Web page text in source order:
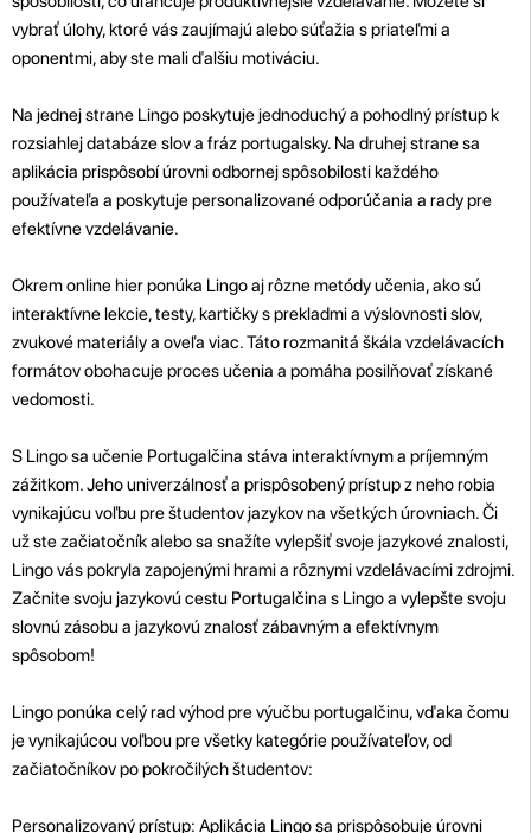
vybrať úlohy, ktoré vás zaujímajú alebo súťažia s priateľmi a
oponentmi, aby ste mali ďalšiu motiváciu.
Na jednej strane Lingo poskytuje jednoduchý a pohodlný prístup k
rozsiahlej databáze slov a fráz portugalsky. Na druhej strane sa
aplikácia prispôsobí úrovni odbornej spôsobilosti každého
používateľa a poskytuje personalizované odporúčania a rady pre
efektívne vzdelávanie.
Okrem online hier ponúka Lingo aj rôzne metódy učenia, ako sú
interaktívne lekcie, testy, kartičky s prekladmi a výslovnosti slov,
zvukové materiály a oveľa viac. Táto rozmanitá škála vzdelávacích
formátov obohacuje proces učenia a pomáha posilňovať získané
vedomosti.
S Lingo sa učenie Portugalčina stáva interaktívnym a príjemným
zážitkom. Jeho univerzálnosť a prispôsobený prístup z neho robia
vynikajúcu voľbu pre študentov jazykov na všetkých úrovniach. Či
už ste začiatočník alebo sa snažíte vylepšiť svoje jazykové znalosti,
Lingo vás pokryla zapojenými hrami a rôznymi vzdelávacími zdrojmi.
Začnite svoju jazykovú cestu Portugalčina s Lingo a vylepšte svoju
slovnú zásobu a jazykovú znalosť zábavným a efektívnym
spôsobom!
Lingo ponúka celý rad výhod pre výučbu portugalčinu, vďaka čomu
je vynikajúcou voľbou pre všetky kategórie používateľov, od
začiatočníkov po pokročilých študentov:
Personalizovaný prístup: Aplikácia Lingo sa prispôsobuje úrovni